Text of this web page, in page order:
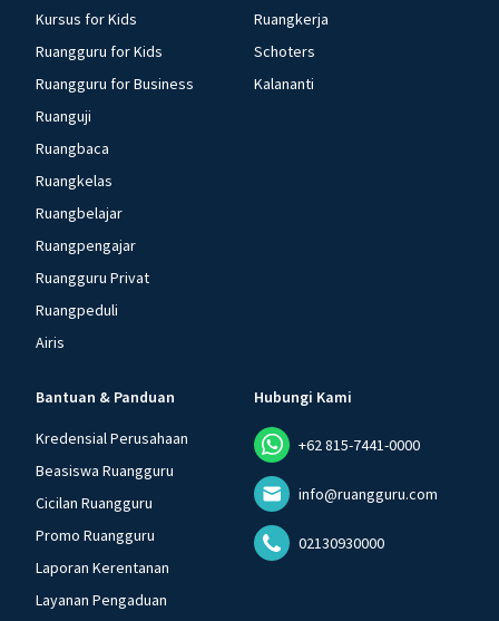
Kursus for Kids
Ruangguru for Kids
Ruangguru for Business
Ruanguji
Ruangbaca
Ruangkelas
Ruangbelajar
Ruangpengajar
Ruangguru Privat
Ruangpeduli
Airis
Ruangkerja
Schoters
Kalananti
Bantuan & Panduan
Kredensial Perusahaan
Beasiswa Ruangguru
Cicilan Ruangguru
Promo Ruangguru
Laporan Kerentanan
Layanan Pengaduan
Hubungi Kami
+62 815-7441-0000
info@ruangguru.com
02130930000